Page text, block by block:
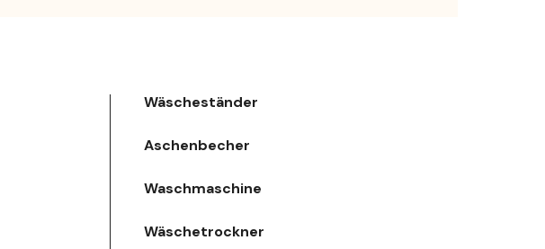
Wäscheständer
Aschenbecher
Waschmaschine
Wäschetrockner